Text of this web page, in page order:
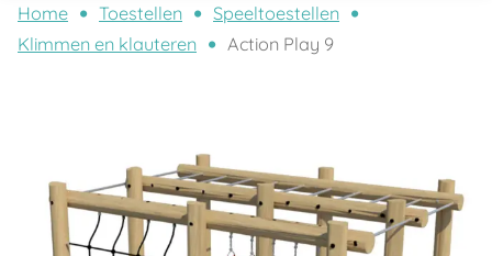
Home Toestellen
Speeltoestellen
Klimmen en klauteren
Action Play 9